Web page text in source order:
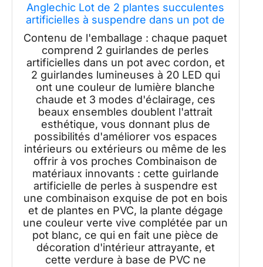
Anglechic Lot de 2 plantes succulentes
artificielles à suspendre dans un pot de
30 cm avec cordon de 21,1 cm - Plantes
artificielles à suspendre au mur pour
chambre à coucher, intérieur et
extérieur
Contenu de l'emballage : chaque paquet
comprend 2 guirlandes de perles
artificielles dans un pot avec cordon, et
2 guirlandes lumineuses à 20 LED qui
ont une couleur de lumière blanche
chaude et 3 modes d'éclairage, ces
beaux ensembles doublent l'attrait
esthétique, vous donnant plus de
possibilités d'améliorer vos espaces
intérieurs ou extérieurs ou même de les
offrir à vos proches Combinaison de
matériaux innovants : cette guirlande
artificielle de perles à suspendre est
une combinaison exquise de pot en bois
et de plantes en PVC, la plante dégage
une couleur verte vive complétée par un
pot blanc, ce qui en fait une pièce de
décoration d'intérieur attrayante, et
cette verdure à base de PVC ne